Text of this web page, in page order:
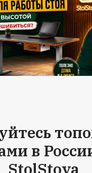
в
StolStoya